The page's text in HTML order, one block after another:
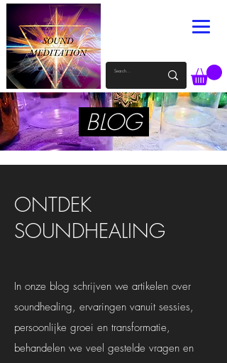
BLOG
ONTDEK
SOUNDHEALING
In onze blog schrijven we artikelen over
soundhealing, ervaringen vanuit sessies,
persoonlijke groei en transformatie,
behandelen we veel gestelde vragen en